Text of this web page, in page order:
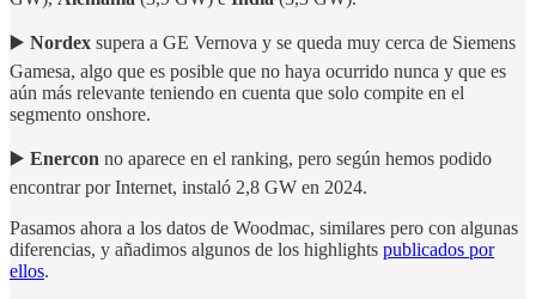
▶️ Nordex supera a GE Vernova y se queda muy cerca de Siemens
Gamesa, algo que es posible que no haya ocurrido nunca y que es
aún más relevante teniendo en cuenta que solo compite en el
segmento onshore.
▶️ Enercon no aparece en el ranking, pero según hemos podido
encontrar por Internet, instaló 2,8 GW en 2024.
Pasamos ahora a los datos de Woodmac, similares pero con algunas
diferencias, y añadimos algunos de los highlights publicados por
ellos.